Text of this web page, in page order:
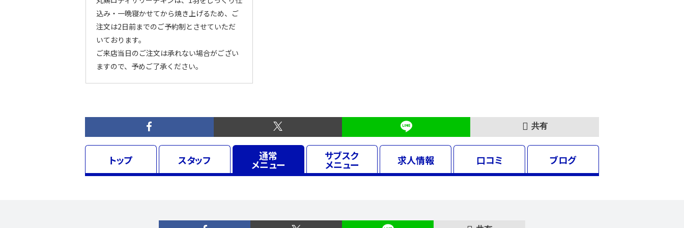
込み・一晩寝かせてから焼き上げるため、ご
注文は2日前までのご予約制とさせていただ
いております。
ご来店当日のご注文は承れない場合がござい
ますので、予めご了承ください。
共有
トップ スタッフ 通常
メニュー
サブスク
メニュー 求人情報 口コミ ブログ